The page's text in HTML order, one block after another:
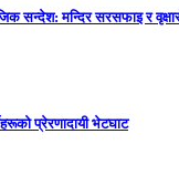
सन्देश: मन्दिर सरसफाइ र
प्रेरणादायी भेटघाट